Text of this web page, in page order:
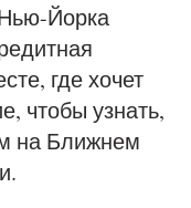
Йорка
где хочет
чтобы узнать,
на Ближнем